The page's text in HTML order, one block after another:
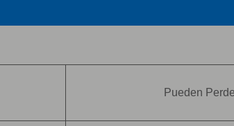
Pueden